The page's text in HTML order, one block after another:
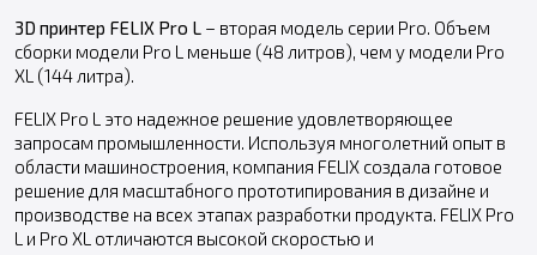
3D принтер FELIX Pro L – вторая модель серии Pro. Объем
сборки модели Pro L меньше (48 литров), чем у модели Pro
XL (144 литра).
FELIX Pro L это надежное решение удовлетворяющее
запросам промышленности. Используя многолетний опыт в
области машиностроения, компания FELIX создала готовое
решение для масштабного прототипирования в дизайне и
производстве на всех этапах разработки продукта. FELIX Pro
L и Pro XL отличаются высокой скоростью и